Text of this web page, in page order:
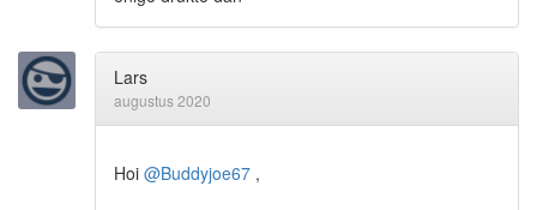
Lars
augustus 2020
Hoi @Buddyjoe67 ,